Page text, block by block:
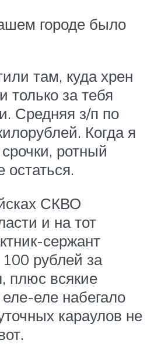
городе было
там, куда хрен
только за тебя
Средняя з/п по
Когда я
ротный
СКВО
и на тот
сержант
рублей за
плюс всякие
еле набегало
караулов не